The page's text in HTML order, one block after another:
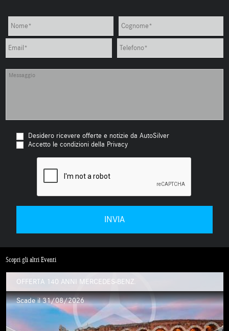
Desidero ricevere offerte e notizie da AutoSilver
Accetto le condizioni della Privacy
Scopri gli altri Eventi
OFFERTA 140 ANNI MERCEDES-BENZ.
Scade il 31/08/2026